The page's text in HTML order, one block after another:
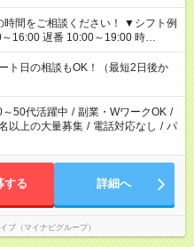
ご相談ください！ ▼シフト例
16:00 遅番 10:00～19:00 時
りのスタートがいい」 「お昼の時
ご希望があれば教えてください
ト日の相談もOK！（最短2日後か
～50代活躍中 / 副業・WワークOK /
以上の大量募集 / 電話対応なし / パ
する 詳細へ
ブ（マイナビグループ）